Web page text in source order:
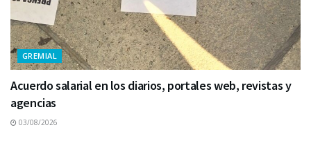
GREMIAL
Acuerdo salarial en los diarios, portales web, revistas y
agencias
03/08/2026